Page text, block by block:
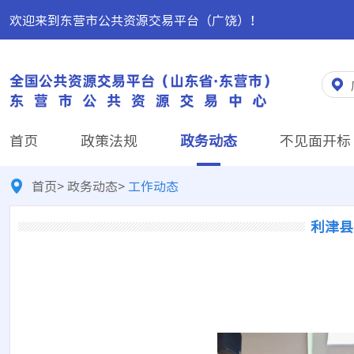
欢迎来到东营市公共资源交易平台（广饶）！
首页 政策法规 政务动态 不见面开标
首页>政务动态>工作动态
利津